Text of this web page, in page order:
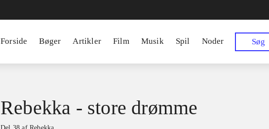
Forside Bøger Artikler Film Musik Spil Noder Søg
Rebekka - store drømme